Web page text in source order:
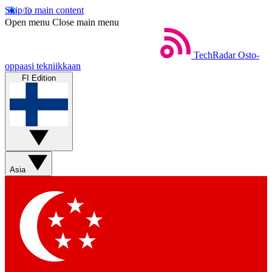
Skip to main content
Open menu Close main menu
TechRadar Osto-
oppaasi tekniikkaan
FI Edition
Asia